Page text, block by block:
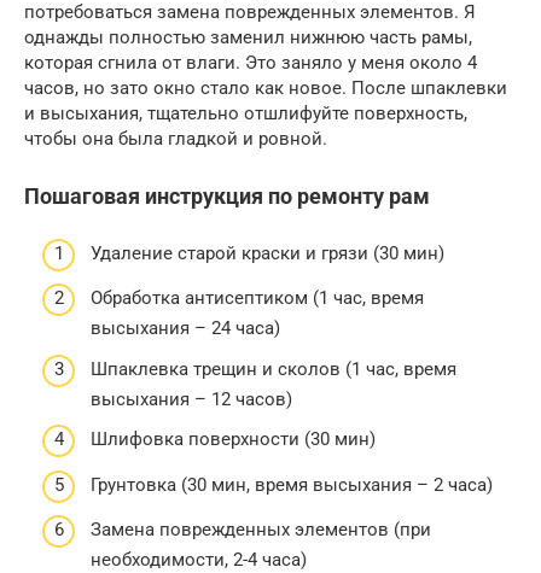
потребоваться замена поврежденных элементов. Я
однажды полностью заменил нижнюю часть рамы,
которая сгнила от влаги. Это заняло у меня около 4
часов, но зато окно стало как новое. После шпаклевки
и высыхания, тщательно отшлифуйте поверхность,
чтобы она была гладкой и ровной.
Пошаговая инструкция по ремонту рам
Удаление старой краски и грязи (30 мин)
Обработка антисептиком (1 час, время
высыхания – 24 часа)
Шпаклевка трещин и сколов (1 час, время
высыхания – 12 часов)
Шлифовка поверхности (30 мин)
Грунтовка (30 мин, время высыхания – 2 часа)
Замена поврежденных элементов (при
необходимости, 2-4 часа)